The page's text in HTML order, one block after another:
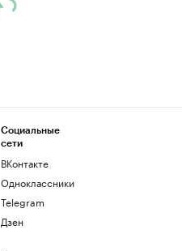
Социальные
сети
ВКонтакте
Одноклассники
Telegram
Дзен